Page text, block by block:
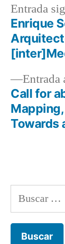
de
Entrada
Call for
Towards
Entrada
Enrique
Buscar: